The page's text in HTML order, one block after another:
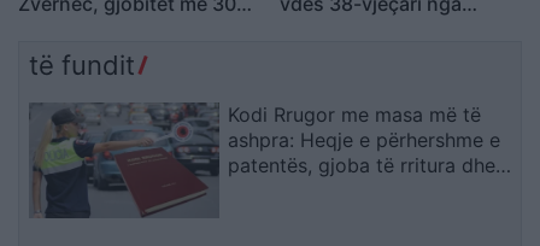
të fundit
Kodi Rrugor me masa më të
ashpra: Heqje e përhershme e
patentës, gjoba të rritura dhe